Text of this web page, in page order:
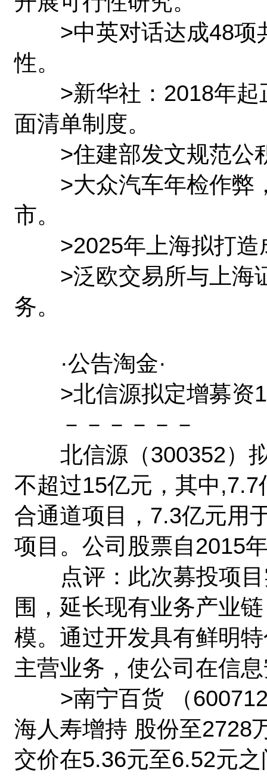
>中英对话达成48项
性。
>新华社：2018年起
面清单制度。
>住建部发文规范公
>大众汽车年检作弊
市。
>2025年上海拟打造
>泛欧交易所与上海
务。
·公告淘金·
>北信源拟定增募资
－－－－－－
北信源（300352）拟
不超过15亿元，其中
合通道项目，7.3亿元用
项目。公司股票自2015
点评：此次募投项目
围，延长现有业务产业
模。通过开发具有鲜明
主营业务，使公司在信
>南宁百货 （600712
海人寿增持 股份至2728
交价在5.36元至6.52元之